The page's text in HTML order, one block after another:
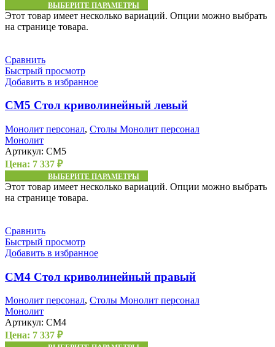
ВЫБЕРИТЕ ПАРАМЕТРЫ
Этот товар имеет несколько вариаций. Опции можно выбрать
на странице товара.
Сравнить
Быстрый просмотр
Добавить в избранное
СМ5 Стол криволинейный левый
Монолит персонал, Столы Монолит персонал
Монолит
Артикул: СМ5
Цена: 7 337 ₽
ВЫБЕРИТЕ ПАРАМЕТРЫ
Этот товар имеет несколько вариаций. Опции можно выбрать
на странице товара.
Сравнить
Быстрый просмотр
Добавить в избранное
СМ4 Стол криволинейный правый
Монолит персонал, Столы Монолит персонал
Монолит
Артикул: СМ4
Цена: 7 337 ₽